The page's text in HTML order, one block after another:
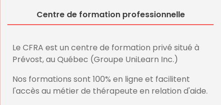
Centre de formation professionnelle
Le CFRA est un centre de formation privé situé à
Prévost, au Québec (Groupe UniLearn Inc.)
Nos formations sont 100% en ligne et facilitent
l'accès au métier de thérapeute en relation d'aide.